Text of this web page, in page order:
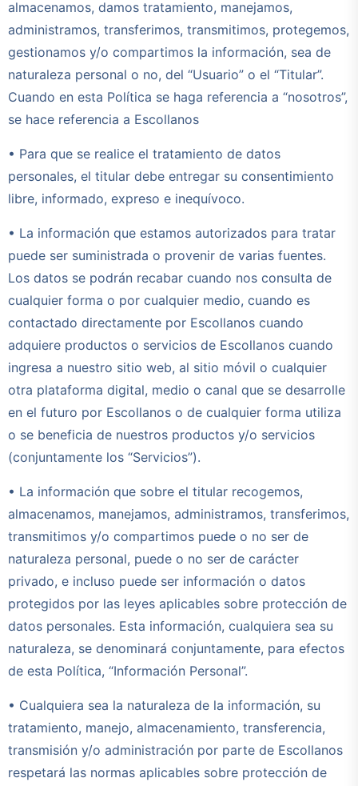
almacenamos, damos tratamiento, manejamos,
administramos, transferimos, transmitimos, protegemos,
gestionamos y/o compartimos la información, sea de
naturaleza personal o no, del “Usuario” o el “Titular”.
Cuando en esta Política se haga referencia a “nosotros”,
se hace referencia a Escollanos
• Para que se realice el tratamiento de datos
personales, el titular debe entregar su consentimiento
libre, informado, expreso e inequívoco.
• La información que estamos autorizados para tratar
puede ser suministrada o provenir de varias fuentes.
Los datos se podrán recabar cuando nos consulta de
cualquier forma o por cualquier medio, cuando es
contactado directamente por Escollanos cuando
adquiere productos o servicios de Escollanos cuando
ingresa a nuestro sitio web, al sitio móvil o cualquier
otra plataforma digital, medio o canal que se desarrolle
en el futuro por Escollanos o de cualquier forma utiliza
o se beneficia de nuestros productos y/o servicios
(conjuntamente los “Servicios”).
• La información que sobre el titular recogemos,
almacenamos, manejamos, administramos, transferimos,
transmitimos y/o compartimos puede o no ser de
naturaleza personal, puede o no ser de carácter
privado, e incluso puede ser información o datos
protegidos por las leyes aplicables sobre protección de
datos personales. Esta información, cualquiera sea su
naturaleza, se denominará conjuntamente, para efectos
de esta Política, “Información Personal”.
• Cualquiera sea la naturaleza de la información, su
tratamiento, manejo, almacenamiento, transferencia,
transmisión y/o administración por parte de Escollanos
respetará las normas aplicables sobre protección de